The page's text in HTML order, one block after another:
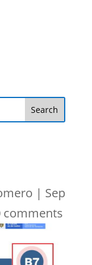
| Sep
comments